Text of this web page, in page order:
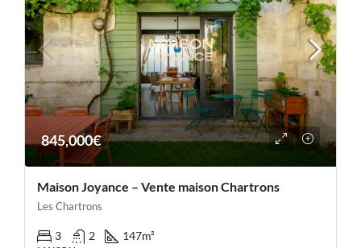
845,000€
Maison Joyance – Vente maison Chartrons
Les Chartrons
3 2 147m²